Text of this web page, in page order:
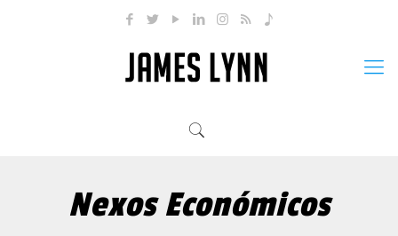
Nexos Económicos